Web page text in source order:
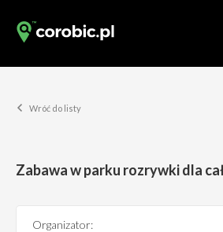
Wróć do listy
Zabawa w parku rozrywki dla
Organizator: